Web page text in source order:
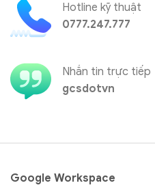
Hotline kỹ thuật
0777.247.777
Nhắn tin trực tiếp
gcsdotvn
Google Workspace